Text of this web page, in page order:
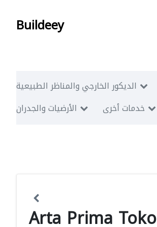
Buildeey
الديكور الخارجي والمناظر الطبيعية
الأرضيات والجدران
خدمات أخرى
Arta Prima Toko